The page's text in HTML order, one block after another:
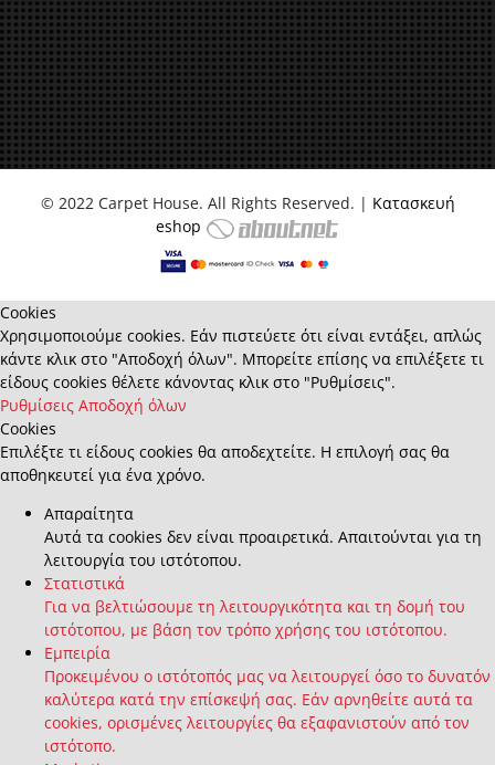
© 2022 Carpet House. All Rights Reserved. | Κατασκευή
eshop
Cookies
Χρησιμοποιούμε cookies. Εάν πιστεύετε ότι είναι εντάξει, απλώς
κάντε κλικ στο "Αποδοχή όλων". Μπορείτε επίσης να επιλέξετε τι
είδους cookies θέλετε κάνοντας κλικ στο "Ρυθμίσεις".
Ρυθμίσεις Αποδοχή όλων
Cookies
Επιλέξτε τι είδους cookies θα αποδεχτείτε. Η επιλογή σας θα
αποθηκευτεί για ένα χρόνο.
Απαραίτητα
Αυτά τα cookies δεν είναι προαιρετικά. Απαιτούνται για τη
λειτουργία του ιστότοπου.
Στατιστικά
Για να βελτιώσουμε τη λειτουργικότητα και τη δομή του
ιστότοπου, με βάση τον τρόπο χρήσης του ιστότοπου.
Εμπειρία
Προκειμένου ο ιστότοπός μας να λειτουργεί όσο το δυνατόν
καλύτερα κατά την επίσκεψή σας. Εάν αρνηθείτε αυτά τα
cookies, ορισμένες λειτουργίες θα εξαφανιστούν από τον
ιστότοπο.